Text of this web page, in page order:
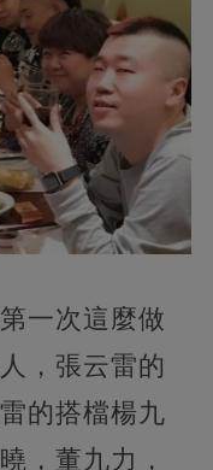
一次這麼做
，張云雷的
的搭檔楊九
，董九力，